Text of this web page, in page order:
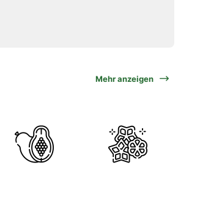
Mehr anzeigen